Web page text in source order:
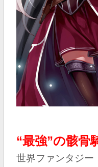
“最強”の骸骨
世界ファンタジー